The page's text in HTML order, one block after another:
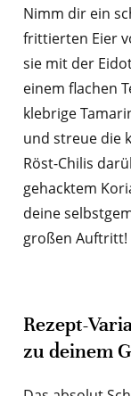
Nimm dir ein
frittierten Eier
sie mit der
einem flachen
klebrige
und streue die
Röst-Chilis
gehacktem
deine
großen Auftritt!
Rezept-
zu deinem